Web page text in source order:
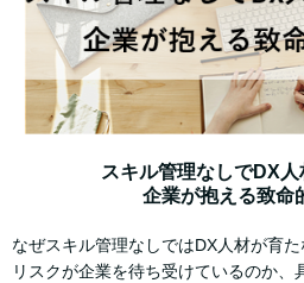
スキル管理なしでDX人
企業が抱える致命
なぜスキル管理なしではDX人材が育
リスクが企業を待ち受けているのか、